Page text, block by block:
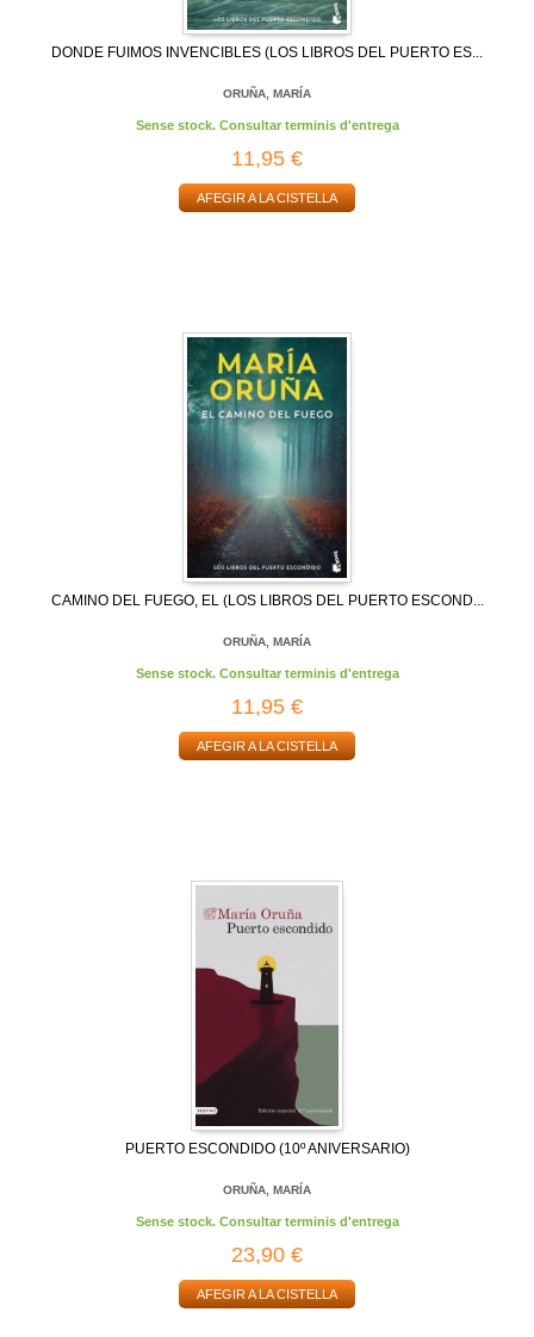
DONDE FUIMOS INVENCIBLES (LOS LIBROS DEL PUERTO ES...
ORUÑA, MARÍA
Sense stock. Consultar terminis d'entrega
11,95 €
AFEGIR A LA CISTELLA
CAMINO DEL FUEGO, EL (LOS LIBROS DEL PUERTO ESCOND...
ORUÑA, MARÍA
Sense stock. Consultar terminis d'entrega
11,95 €
AFEGIR A LA CISTELLA
PUERTO ESCONDIDO (10º ANIVERSARIO)
ORUÑA, MARÍA
Sense stock. Consultar terminis d'entrega
23,90 €
AFEGIR A LA CISTELLA